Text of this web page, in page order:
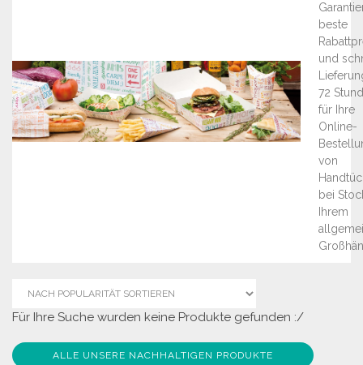
beste
und
72
für Ihre
Online-
von
bei
Ihrem
Für Ihre Suche wurden keine Produkte gefunden :/
ALLE UNSERE NACHHALTIGEN PRODUKTE